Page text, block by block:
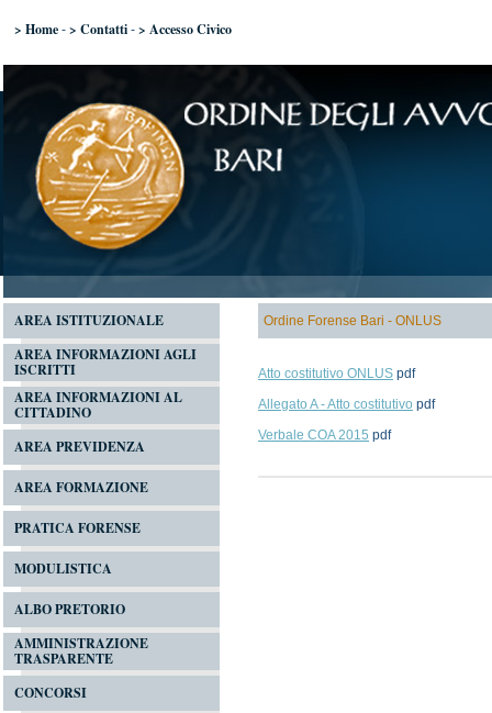
> Home - > Contatti - > Accesso Civico
AREA ISTITUZIONALE
AREA INFORMAZIONI AGLI
ISCRITTI
AREA INFORMAZIONI AL
CITTADINO
AREA PREVIDENZA
AREA FORMAZIONE
PRATICA FORENSE
MODULISTICA
ALBO PRETORIO
AMMINISTRAZIONE
TRASPARENTE
CONCORSI
Ordine Forense Bari - ONLUS
Atto costitutivo ONLUS pdf
Allegato A - Atto costitutivo pdf
Verbale COA 2015 pdf